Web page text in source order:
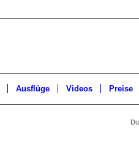
Ausflüge Videos Preise